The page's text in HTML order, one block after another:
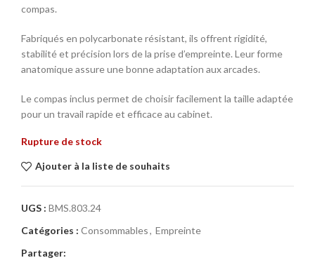
compas.
Fabriqués en polycarbonate résistant, ils offrent rigidité,
stabilité et précision lors de la prise d’empreinte. Leur forme
anatomique assure une bonne adaptation aux arcades.
Le compas inclus permet de choisir facilement la taille adaptée
pour un travail rapide et efficace au cabinet.
Rupture de stock
Ajouter à la liste de souhaits
UGS : BMS.803.24
Catégories : Consommables, Empreinte
Partager: